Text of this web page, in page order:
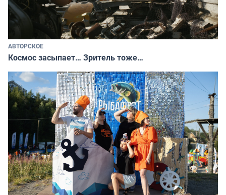
АВТОРСКОЕ
Космос засыпает… Зритель тоже…